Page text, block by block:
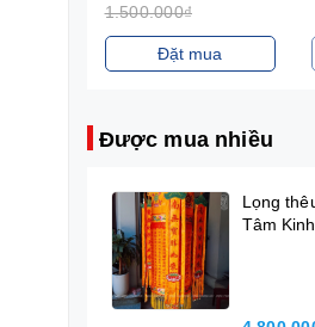
1.500.000₫
Đặt mua
Được mua nhiều
Lọng
Tâm Kinh